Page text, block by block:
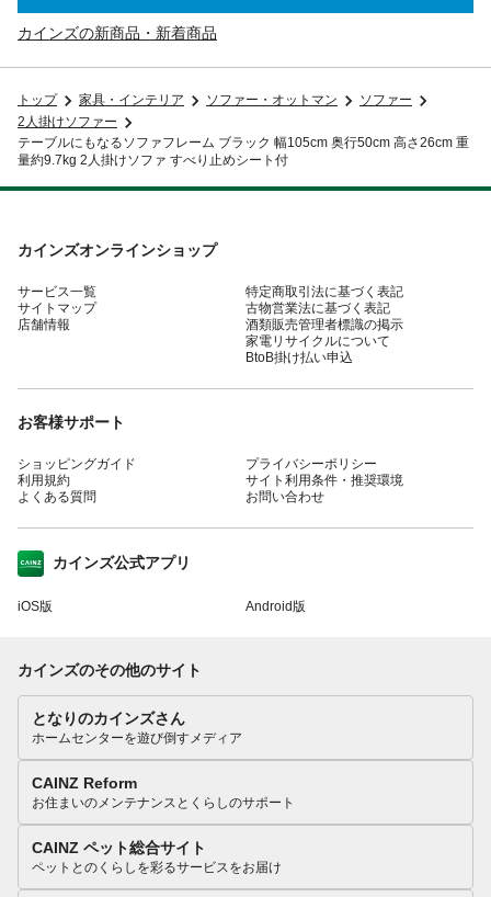
カインズの新商品・新着商品
トップ 家具・インテリア ソファー・オットマン
ソファー
2人掛けソファー
テーブルにもなるソファフレーム ブラック 幅105cm 奥行50cm 高さ26cm 重
量約9.7kg 2人掛けソファ すべり止めシート付
カインズオンラインショップ
サービス一覧
サイトマップ
店舗情報
特定商取引法に基づく表記
古物営業法に基づく表記
酒類販売管理者標識の掲示
家電リサイクルについて
BtoB掛け払い申込
お客様サポート
ショッピングガイド
利用規約
よくある質問
プライバシーポリシー
サイト利用条件・推奨環境
お問い合わせ
カインズ公式アプリ
iOS版 Android版
カインズのその他のサイト
となりのカインズさん
ホームセンターを遊び倒すメディア
CAINZ Reform
お住まいのメンテナンスとくらしのサポート
CAINZ ペット総合サイト
ペットとのくらしを彩るサービスをお届け